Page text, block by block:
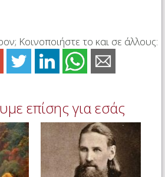
Κοινοποιήστε το και σε άλλους:
επίσης για εσάς